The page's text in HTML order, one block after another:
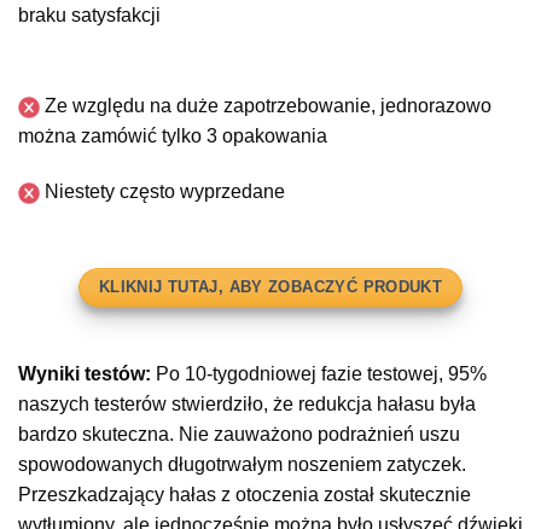
braku satysfakcji
Ze względu na duże zapotrzebowanie, jednorazowo
można zamówić tylko 3 opakowania
Niestety często wyprzedane
KLIKNIJ TUTAJ, ABY ZOBACZYĆ PRODUKT
Wyniki testów: Po 10-tygodniowej fazie testowej, 95%
naszych testerów stwierdziło, że redukcja hałasu była
bardzo skuteczna. Nie zauważono podrażnień uszu
spowodowanych długotrwałym noszeniem zatyczek.
Przeszkadzający hałas z otoczenia został skutecznie
wytłumiony, ale jednocześnie można było usłyszeć dźwięki